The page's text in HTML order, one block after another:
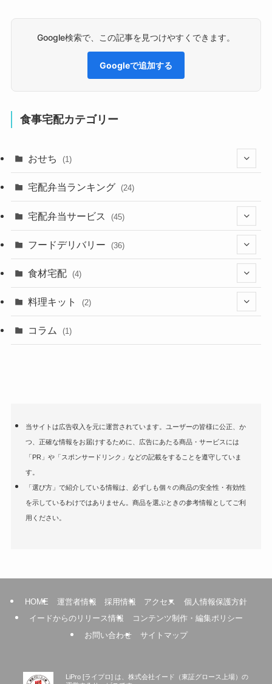
Google検索で、この記事を見つけやすくできます。
Googleで追加する
食事宅配カテゴリー
おせち (1)
(1)
宅配弁当ランキング (24)
宅配弁当サービス (45)
(1)
(4)
(4)
(1)
(3)
(1)
(1)
(1)
(1)
(1)
(1)
フードデリバリー (36)
食材宅配 (4)
(3)
料理キット (2)
コラム (1)
当サイトは広告収入を元に運営されています。ユーザーの皆様に公正、か
つ、正確な情報をお届けするために、広告にあたる商品・サービスには
「PR」や「スポンサードリンク」などの記載をすることを遵守していま
す。
「選び方」で紹介している情報は、必ずしも個々の商品の安全性・有効性
を示しているわけではありません。商品を選ぶときの参考情報としてご利
用ください。
HOME 運営者情報 採用情報 アクセス
個人情報保護方針
イードからのリリース情報
コンテンツ制作・編集ポリシー
お問い合わせ
サイトマップ
LiPro [ライプロ] は、株式会社イード（東証グロース上場）の